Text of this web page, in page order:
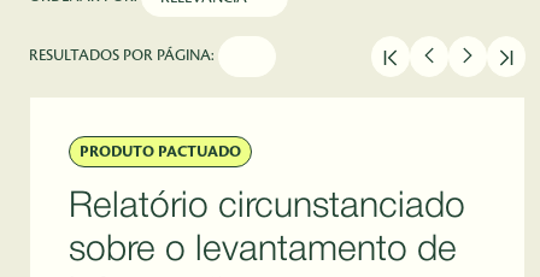
RESULTADOS POR PÁGINA:
PRODUTO PACTUADO
Relatório circunstanciado
sobre o levantamento de